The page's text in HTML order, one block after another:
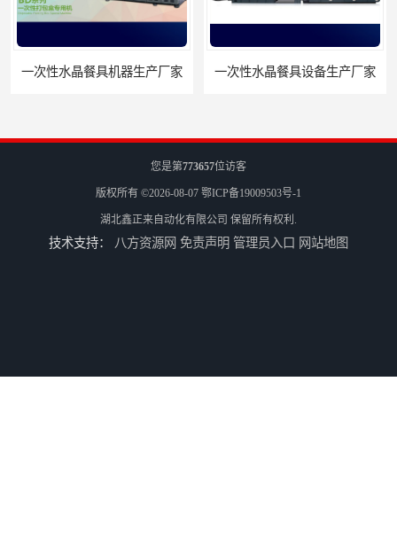
一次性水晶餐具机器生产厂家 一次性水晶餐具设备生产厂家
您是第773657位访客
版权所有 ©2026-08-07 鄂ICP备19009503号-1
湖北鑫正来自动化有限公司 保留所有权利.
技术支持： 八方资源网 免责声明 管理员入口 网站地图